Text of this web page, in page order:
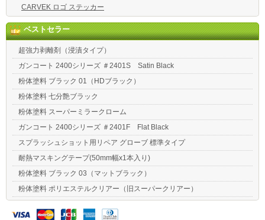
CARVEK ロゴ ステッカー
ベストセラー
超強力剥離剤（浸漬タイプ）
ガンコート 2400シリーズ ＃2401S Satin Black
粉体塗料 ブラック 01（HDブラック）
粉体塗料 七分艶ブラック
粉体塗料 スーパーミラークローム
ガンコート 2400シリーズ ＃2401F Flat Black
スプラッシュショット用リペア グローブ 標準タイプ
耐熱マスキングテープ(50mm幅x1本入り)
粉体塗料 ブラック 03（マットブラック）
粉体塗料 ポリエステルクリアー（旧スーパークリアー）